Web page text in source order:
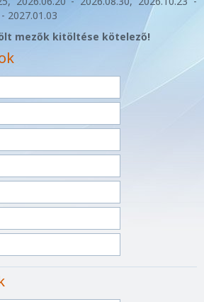
2027.01.03
mezők kitöltése kötelező!